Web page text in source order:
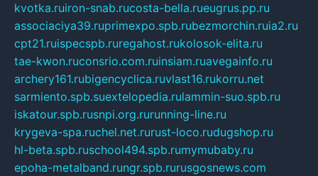
kvotka.ruiron-snab.rucosta-bella.rueugrus.pp.ru
associaciya39.ruprimexpo.spb.rubezmorchin.ruia2.ru
cpt21.ruispecspb.ruregahost.rukolosok-elita.ru
tae-kwon.ruconsrio.com.ruinsiam.ruavegainfo.ru
archery161.rubigencyclica.ruvlast16.rukorru.net
sarmiento.spb.suextelopedia.rulammin-suo.spb.ru
iskatour.spb.rusnpi.org.rurunning-line.ru
krygeva-spa.ruchel.net.rurust-loco.rudugshop.ru
hl-beta.spb.ruschool494.spb.rumymubaby.ru
epoha-metalband.rungr.spb.rurusgosnews.com